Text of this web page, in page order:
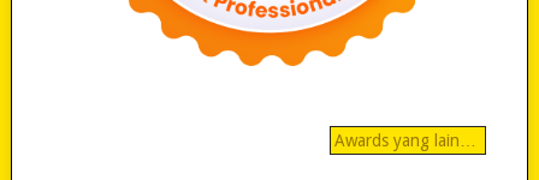
Awards yang lain…